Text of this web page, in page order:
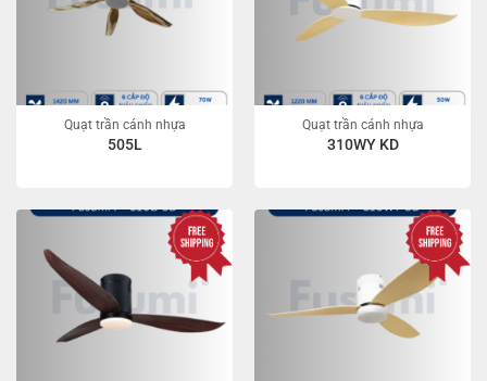
Quạt trần cánh nhựa
505L
Quạt trần cánh nhựa
310WY KD